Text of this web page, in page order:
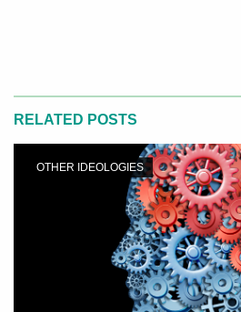
RELATED POSTS
OTHER IDEOLOGIES